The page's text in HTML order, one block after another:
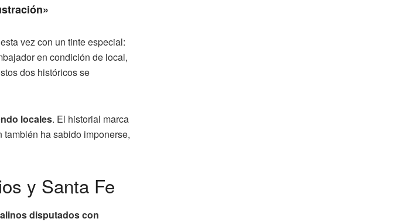
vez con un tinte especial:
en condición de local,
dos históricos se
locales. El historial marca
ha sabido imponerse,
y Santa Fe
disputados con